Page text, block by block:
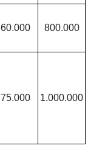
60.000 800.000
75.000 1.000.000